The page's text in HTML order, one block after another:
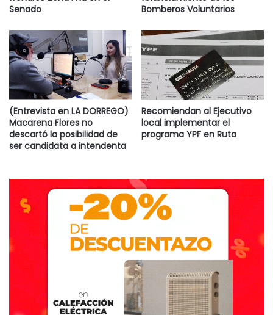
consumo de alcohol de los conductores.
Senado
Bomberos Voluntarios
(Entrevista en LA DORREGO)
Macarena Flores no
descartó la posibilidad de
ser candidata a intendenta
Recomiendan al Ejecutivo
local implementar el
programa YPF en Ruta